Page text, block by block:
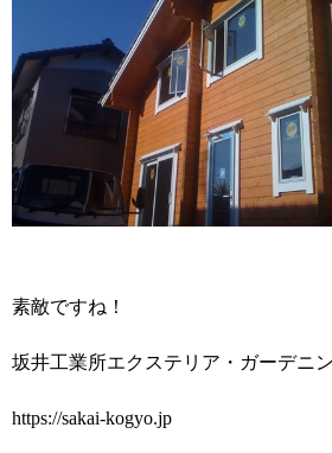
素敵ですね！
坂井工業所エクステリア・ガーデニ
https://sakai-kogyo.jp